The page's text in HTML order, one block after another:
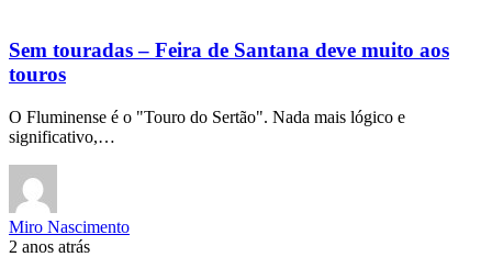
Sem touradas – Feira de Santana deve muito aos
touros
O Fluminense é o "Touro do Sertão". Nada mais lógico e
significativo,…
Miro Nascimento
2 anos atrás